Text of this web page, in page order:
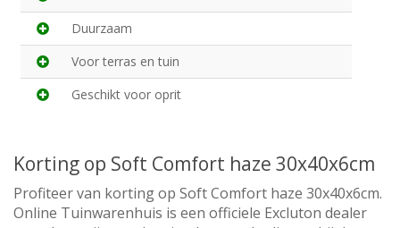
Duurzaam
Voor terras en tuin
Geschikt voor oprit
Korting op Soft Comfort haze 30x40x6cm
Profiteer van korting op Soft Comfort haze 30x40x6cm.
Online Tuinwarenhuis is een officiele Excluton dealer